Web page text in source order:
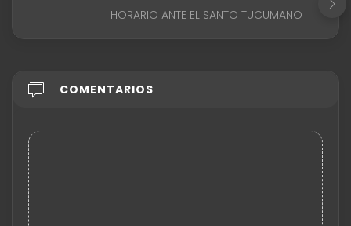
HORARIO ANTE EL SANTO TUCUMANO
COMENTARIOS